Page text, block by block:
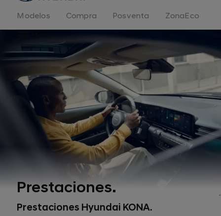
Modelos Compra Posventa
ZonaEco
Prestaciones.
Prestaciones Hyundai KONA.